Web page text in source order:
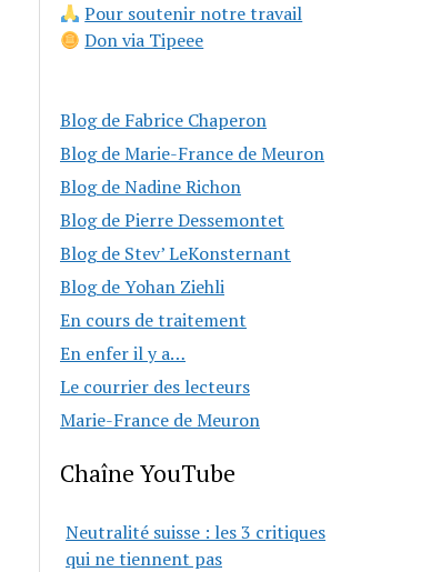
Pour soutenir notre travail
Don via Tipeee
Blog de Fabrice Chaperon
Blog de Marie-France de Meuron
Blog de Nadine Richon
Blog de Pierre Dessemontet
Blog de Stev’ LeKonsternant
Blog de Yohan Ziehli
En cours de traitement
En enfer il y a…
Le courrier des lecteurs
Marie-France de Meuron
Chaîne YouTube
Neutralité suisse : les 3 critiques
qui ne tiennent pas